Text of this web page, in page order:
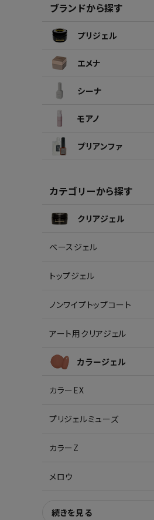
ブランドから探す
プリジェル
エメナ
シーナ
モアノ
プリアンファ
カテゴリーから探す
クリアジェル
ベースジェル
トップジェル
ノンワイプトップコート
アート用クリアジェル
カラージェル
カラーEX
プリジェルミューズ
カラーZ
メロウ
続きを見る